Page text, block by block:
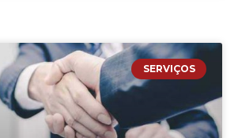
SERVIÇOS